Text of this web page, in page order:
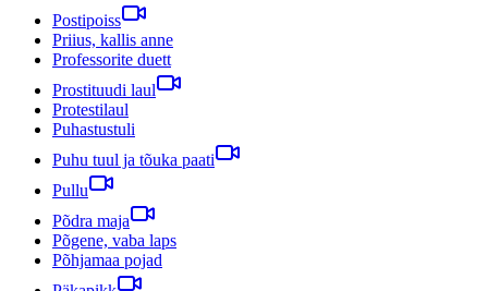
Postipoiss
Priius, kallis anne
Professorite duett
Prostituudi laul
Protestilaul
Puhastustuli
Puhu tuul ja tõuka paati
Pullu
Põdra maja
Põgene, vaba laps
Põhjamaa pojad